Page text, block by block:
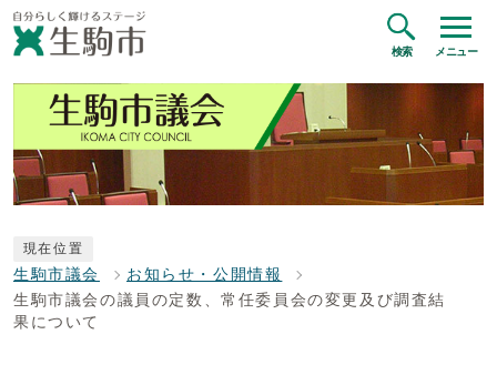
検索 メニュー
現在位置
生駒市議会
お知らせ・公開情報
生駒市議会の議員の定数、常任委員会の変更及び調査結
果について